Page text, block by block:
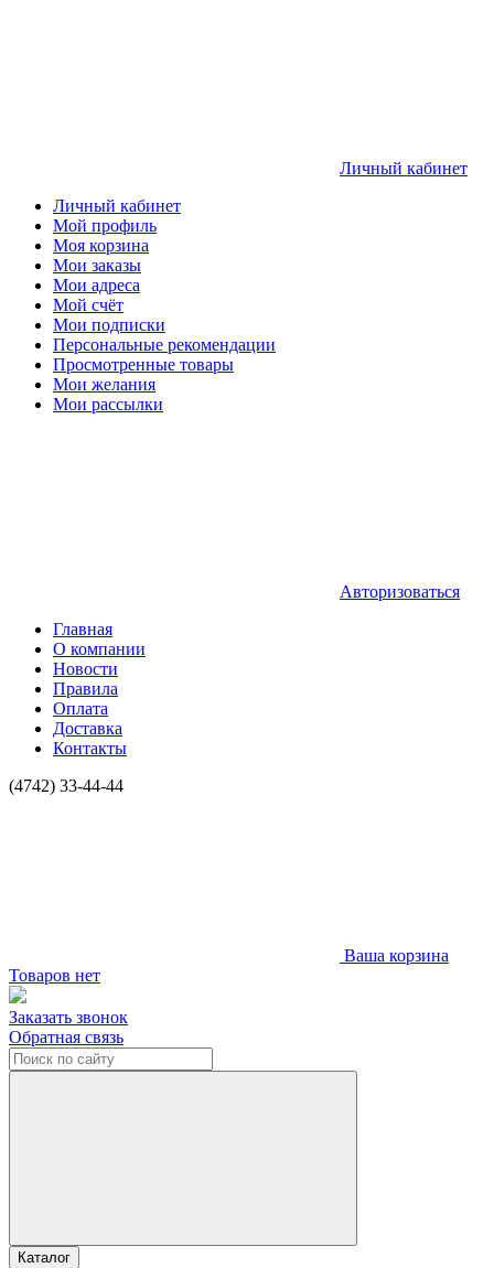
Личный кабинет
Личный кабинет
Мой профиль
Моя корзина
Мои заказы
Мои адреса
Мой счёт
Мои подписки
Персональные рекомендации
Просмотренные товары
Мои желания
Мои рассылки
Авторизоваться
Главная
О компании
Новости
Правила
Оплата
Доставка
Контакты
(4742) 33-44-44
Ваша корзина
Товаров нет
Заказать звонок
Обратная связь
Каталог